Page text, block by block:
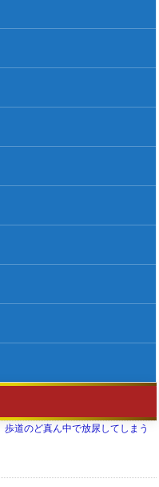
歩道のど真ん中で放尿してしまう